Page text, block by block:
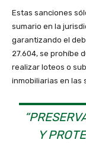
Estas sanciones
sumario en la
garantizando el
27.604, se prohíbe
realizar loteos o
inmobiliarias en las
Y